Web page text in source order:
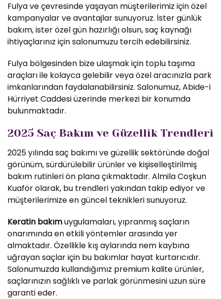
Fulya ve çevresinde yaşayan müşterilerimiz için özel
kampanyalar ve avantajlar sunuyoruz. İster günlük
bakım, ister özel gün hazırlığı olsun, saç kaynağı
ihtiyaçlarınız için salonumuzu tercih edebilirsiniz.
Fulya bölgesinden bize ulaşmak için toplu taşıma
araçları ile kolayca gelebilir veya özel aracınızla park
imkanlarından faydalanabilirsiniz. Salonumuz, Abide-i
Hürriyet Caddesi üzerinde merkezi bir konumda
bulunmaktadır.
2025 Saç Bakım ve Güzellik Trendleri
2025 yılında saç bakımı ve güzellik sektöründe doğal
görünüm, sürdürülebilir ürünler ve kişiselleştirilmiş
bakım rutinleri ön plana çıkmaktadır. Almila Coşkun
Kuaför olarak, bu trendleri yakından takip ediyor ve
müşterilerimize en güncel teknikleri sunuyoruz.
Keratin bakımuygulamaları, yıpranmış saçların
onarımında en etkili yöntemler arasında yer
almaktadır. Özellikle kış aylarında nem kaybına
uğrayan saçlar için bu bakımlar hayat kurtarıcıdır.
Salonumuzda kullandığımız premium kalite ürünler,
saçlarınızın sağlıklı ve parlak görünmesini uzun süre
garanti eder.